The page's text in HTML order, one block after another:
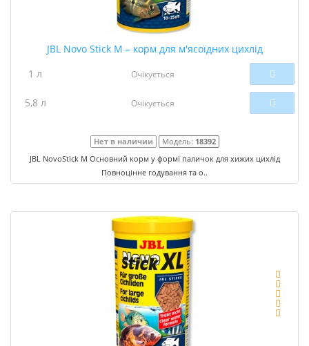
JBL Novo Stick M – корм для м'ясоїдних цихлід
1 л
Очікується
5,8 л Очікується
Нет в наличии Модель: 18392
JBL NovoStick M Основний корм у формі паличок для хижих цихлід
Повноцінне годування та о..